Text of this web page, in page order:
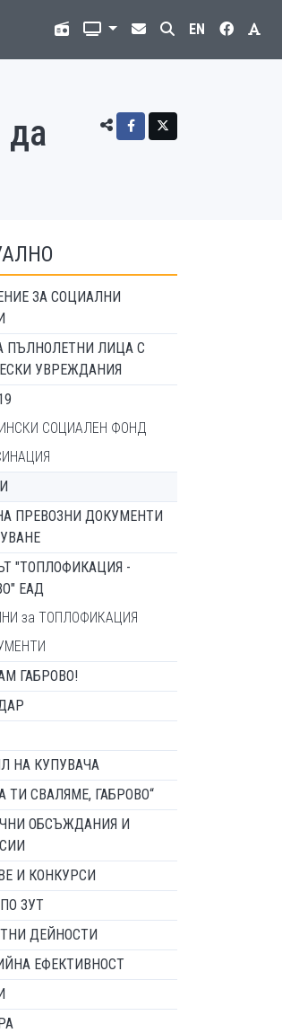
EN
да
ЗА СОЦИАЛНИ
ПЪЛНОЛЕТНИ ЛИЦА С
УВРЕЖДАНИЯ
СОЦИАЛЕН ФОНД
ПРЕВОЗНИ ДОКУМЕНТИ
"ТОПЛОФИКАЦИЯ -
ЕАД
за ТОПЛОФИКАЦИЯ
ГАБРОВО!
НА КУПУВАЧА
ТИ СВАЛЯМЕ, ГАБРОВО“
ОБСЪЖДАНИЯ И
И КОНКУРСИ
ЗУТ
ДЕЙНОСТИ
ЕФЕКТИВНОСТ